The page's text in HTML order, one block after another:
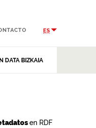
DATA BIZKAIA
ES
en RDF